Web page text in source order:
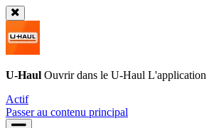
U-Haul Ouvrir dans le U-Haul L'application
Actif
Passer au contenu principal